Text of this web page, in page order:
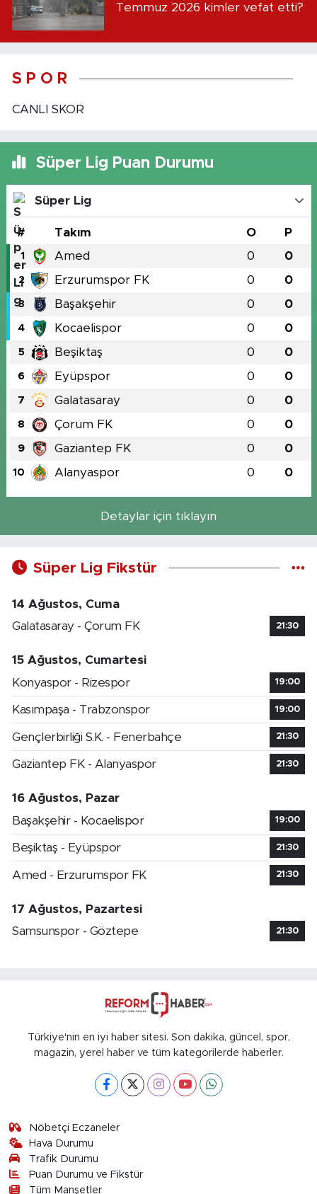
Temmuz 2026 kimler vefat etti?
S P O R
CANLI SKOR
Süper Lig Puan Durumu
Süper Lig
# Takım O P
1 Amed 0 0
2 Erzurumspor FK 0 0
3 Başakşehir 0 0
4 Kocaelispor 0 0
5 Beşiktaş 0 0
6 Eyüpspor 0 0
7 Galatasaray 0 0
8 Çorum FK 0 0
9 Gaziantep FK 0 0
10 Alanyaspor 0 0
Detaylar için tıklayın
Süper Lig Fikstür
14 Ağustos, Cuma
Galatasaray - Çorum FK
21:30
15 Ağustos, Cumartesi
Konyaspor - Rizespor
19:00
Kasımpaşa - Trabzonspor 19:00
Gençlerbirliği S.K. - Fenerbahçe 21:30
Gaziantep FK - Alanyaspor 21:30
16 Ağustos, Pazar
Başakşehir - Kocaelispor
19:00
Beşiktaş - Eyüpspor 21:30
Amed - Erzurumspor FK 21:30
17 Ağustos, Pazartesi
Samsunspor - Göztepe
21:30
Türkiye'nin en iyi haber sitesi. Son dakika, güncel, spor,
magazin, yerel haber ve tüm kategorilerde haberler.
Nöbetçi Eczaneler
Hava Durumu
Trafik Durumu
Puan Durumu ve Fikstür
Tüm Manşetler